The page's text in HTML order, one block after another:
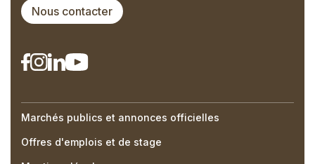
Nous contacter
Right
Marchés publics et annonces officielles
Offres d'emplois et de stage